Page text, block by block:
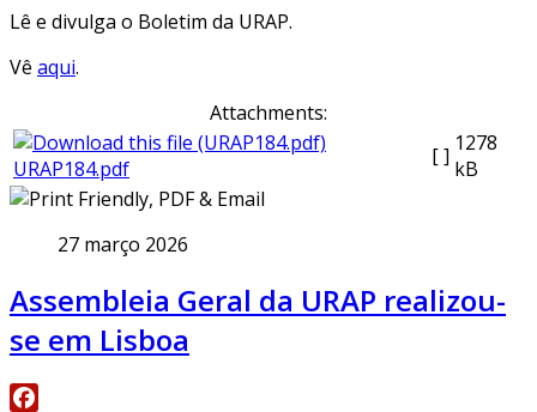
Lê e divulga o Boletim da URAP.
Vê aqui.
Attachments:
URAP184.pdf [ ] 1278
kB
27 março 2026
Assembleia Geral da URAP realizou-
se em Lisboa